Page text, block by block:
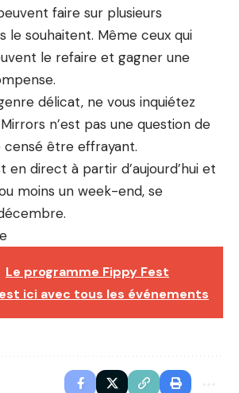
faire sur plusieurs
le souhaitent. Même ceux qui
le refaire et gagner une
délicat, ne vous inquiétez
n’est pas une question de
censé être effrayant.
en direct à partir d’aujourd’hui et
moins un week-end, se
Le programme Fippy Fest
ici avec tous les événements